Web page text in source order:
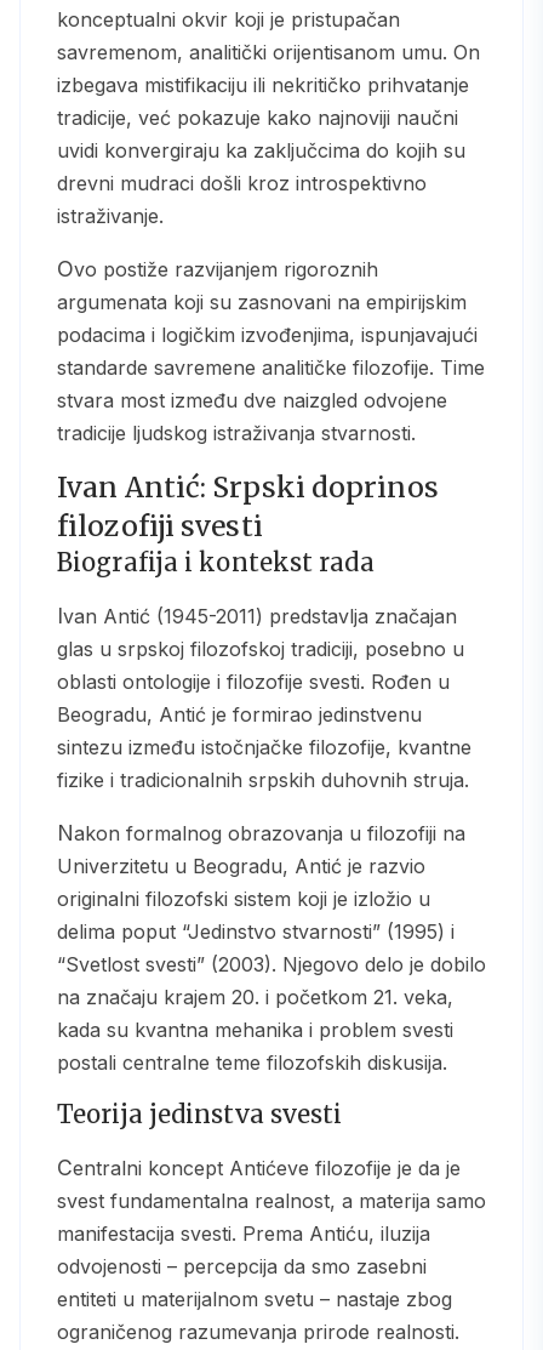
konceptualni okvir koji je pristupačan
savremenom, analitički orijentisanom umu. On
izbegava mistifikaciju ili nekritičko prihvatanje
tradicije, već pokazuje kako najnoviji naučni
uvidi konvergiraju ka zaključcima do kojih su
drevni mudraci došli kroz introspektivno
istraživanje.
Ovo postiže razvijanjem rigoroznih
argumenata koji su zasnovani na empirijskim
podacima i logičkim izvođenjima, ispunjavajući
standarde savremene analitičke filozofije. Time
stvara most između dve naizgled odvojene
tradicije ljudskog istraživanja stvarnosti.
Ivan Antić: Srpski doprinos
filozofiji svesti
Biografija i kontekst rada
Ivan Antić (1945-2011) predstavlja značajan
glas u srpskoj filozofskoj tradiciji, posebno u
oblasti ontologije i filozofije svesti. Rođen u
Beogradu, Antić je formirao jedinstvenu
sintezu između istočnjačke filozofije, kvantne
fizike i tradicionalnih srpskih duhovnih struja.
Nakon formalnog obrazovanja u filozofiji na
Univerzitetu u Beogradu, Antić je razvio
originalni filozofski sistem koji je izložio u
delima poput “Jedinstvo stvarnosti” (1995) i
“Svetlost svesti” (2003). Njegovo delo je dobilo
na značaju krajem 20. i početkom 21. veka,
kada su kvantna mehanika i problem svesti
postali centralne teme filozofskih diskusija.
Teorija jedinstva svesti
Centralni koncept Antićeve filozofije je da je
svest fundamentalna realnost, a materija samo
manifestacija svesti. Prema Antiću, iluzija
odvojenosti – percepcija da smo zasebni
entiteti u materijalnom svetu – nastaje zbog
ograničenog razumevanja prirode realnosti.